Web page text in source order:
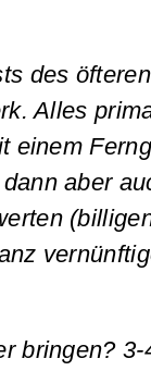
des
Alles
einem
aber